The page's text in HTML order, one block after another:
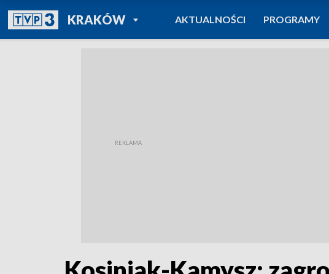
KRAKÓWPOWRÓT DO
TVP REGIONY
AKTUALNOŚCI PROGRAMY